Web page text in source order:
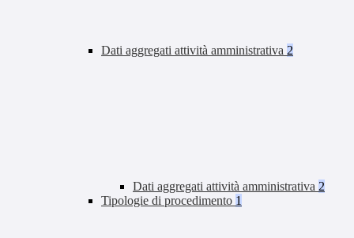
Dati aggregati attività amministrativa 2
Dati aggregati attività amministrativa 2
Tipologie di procedimento 1